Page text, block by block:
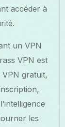
accéder à
un VPN
VPN est
VPN gratuit,
les